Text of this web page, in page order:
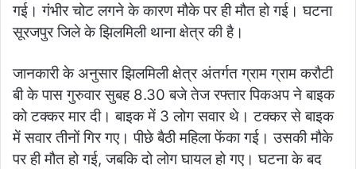
गई। गंभीर चोट लगने के कारण मौके पर ही मौत हो गई। घटना
सूरजपुर जिले के झिलमिली थाना क्षेत्र की है।
जानकारी के अनुसार झिलमिली क्षेत्र अंतर्गत ग्राम ग्राम करौटी
बी के पास गुरुवार सुबह 8.30 बजे तेज रफ्तार पिकअप ने बाइक
को टक्कर मार दी। बाइक में 3 लोग सवार थे। टक्कर से बाइक
में सवार तीनों गिर गए। पीछे बैठी महिला फेंका गई। उसकी मौके
पर ही मौत हो गई, जबकि दो लोग घायल हो गए। घटना के बद